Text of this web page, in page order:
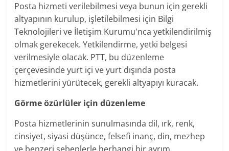
Posta hizmeti verilebilmesi veya bunun için gerekli
altyapının kurulup, işletilebilmesi için Bilgi
Teknolojileri ve İletişim Kurumu'nca yetkilendirilmiş
olmak gerekecek. Yetkilendirme, yetki belgesi
verilmesiyle olacak. PTT, bu düzenleme
çerçevesinde yurt içi ve yurt dışında posta
hizmetlerini yürütecek, gerekli altyapıyı kuracak.
Görme özürlüler için düzenleme
Posta hizmetlerinin sunulmasında dil, ırk, renk,
cinsiyet, siyasi düşünce, felsefi inanç, din, mezhep